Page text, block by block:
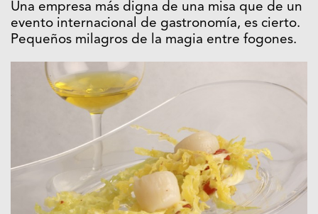
Una empresa más digna de una misa que de un
evento internacional de gastronomía, es cierto.
Pequeños milagros de la magia entre fogones.